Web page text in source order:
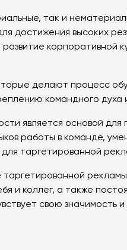
так и
достижения высоких
корпоративной
делают процесс
командного
является основой
работы в команде,
таргетированной
и коллег, а также
свою